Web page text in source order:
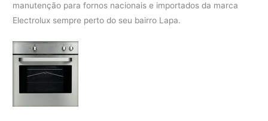
manutenção para fornos nacionais e importados da marca
Electrolux sempre perto do seu bairro Lapa.